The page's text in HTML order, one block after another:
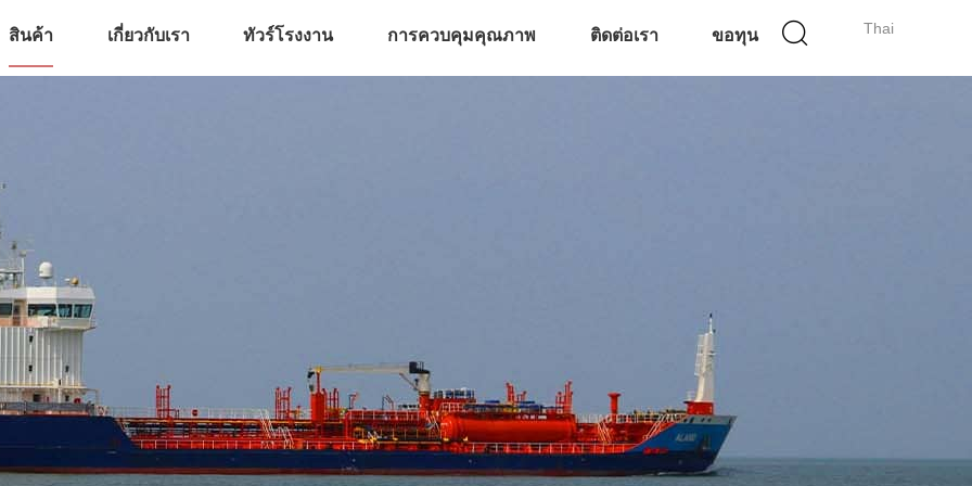
Thai
สินค้า เกี่ยวกับเรา ทัวร์โรงงาน การควบคุมคุณภาพ ติดต่อเรา ขอทุน